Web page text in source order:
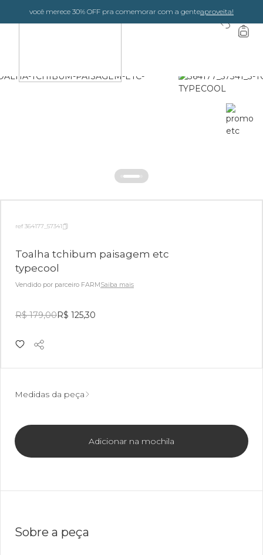
você merece 30% OFF pra comemorar com a genteaproveita!
ref 364177_57341
Toalha tchibum paisagem etc
typecool
Vendido por parceiro FARMSaiba mais
R$ 179,00R$ 125,30
Medidas da peça
Adicionar na mochila
Sobre a peça